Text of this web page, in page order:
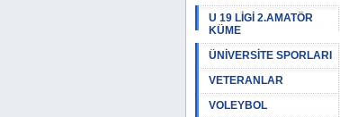
U 19 LİGİ 2.AMATÖR
KÜME
ÜNİVERSİTE SPORLARI
VETERANLAR
VOLEYBOL